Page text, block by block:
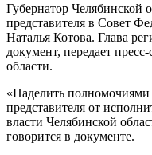
Губернатор Челябинской
представителя в Совет
Наталья Котова. Глава
документ, передает
области.
«Наделить
представителя от
власти Челябинской
говорится в документе.